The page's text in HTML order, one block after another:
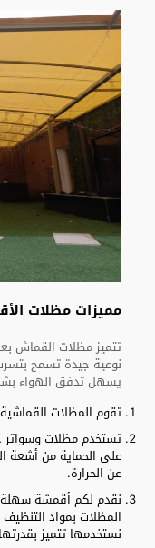
مميزات مظلات
تتميز مظلات القماش
نوعية جيدة تسمح
يسهل تدفق الهواء
تقوم المظلات
تستخدم مظلات وسواتر
على الحماية من أشعة
عن الحرارة.
نقدم لكم أقمشة
المظلات بمواد
نستخدمها تتميز